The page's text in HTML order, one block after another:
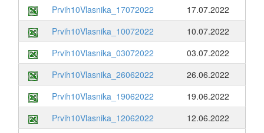
Prvih10Vlasnika_17072022
17.07.2022
Prvih10Vlasnika_10072022
10.07.2022
Prvih10Vlasnika_03072022
03.07.2022
Prvih10Vlasnika_26062022
26.06.2022
Prvih10Vlasnika_19062022
19.06.2022
Prvih10Vlasnika_12062022
12.06.2022